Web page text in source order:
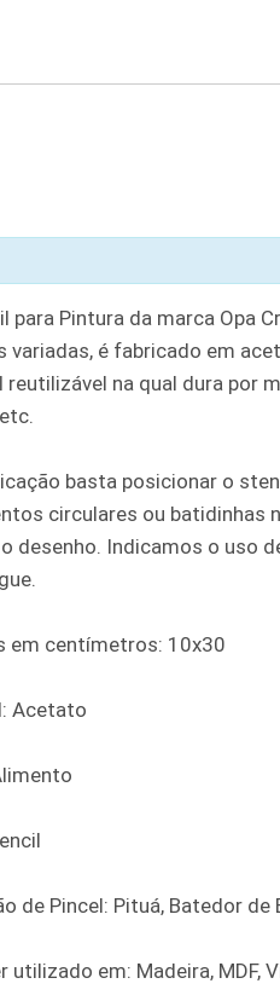
para Pintura da marca Opa
variadas, é fabricado em
reutilizável na qual dura por
basta posicionar o
circulares ou batidinhas
desenho. Indicamos o uso
em centímetros: 10x30
Acetato
de Pincel: Pituá, Batedor de
utilizado em: Madeira, MDF,